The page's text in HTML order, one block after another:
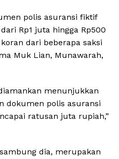
polis asuransi fiktif
Rp1 juta hingga Rp500
dari beberapa saksi
Muk Lian, Munawarah,
menunjukkan
dokumen polis asuransi
ratusan juta rupiah,”
dia, merupakan